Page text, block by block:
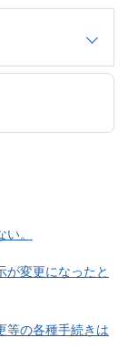
。
が変更になったと
等の各種手続きは